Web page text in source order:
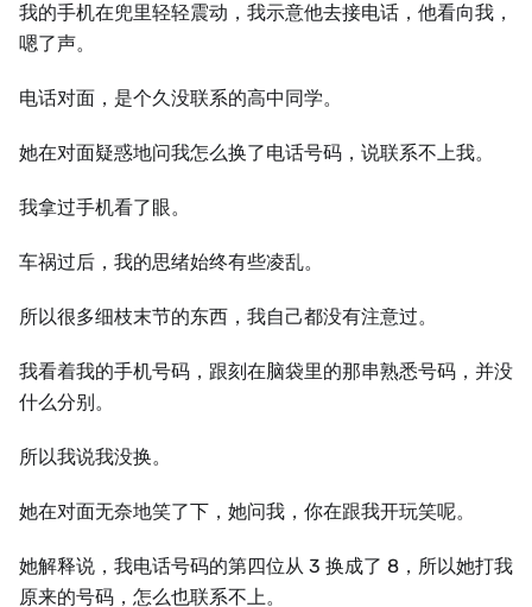
我的手机在兜里轻轻震动，我示意他去接电话，他看向我，
嗯了声。
电话对面，是个久没联系的高中同学。
她在对面疑惑地问我怎么换了电话号码，说联系不上我。
我拿过手机看了眼。
车祸过后，我的思绪始终有些凌乱。
所以很多细枝末节的东西，我自己都没有注意过。
我看着我的手机号码，跟刻在脑袋里的那串熟悉号码，并没
什么分别。
所以我说我没换。
她在对面无奈地笑了下，她问我，你在跟我开玩笑呢。
她解释说，我电话号码的第四位从 3 换成了 8，所以她打我
原来的号码，怎么也联系不上。